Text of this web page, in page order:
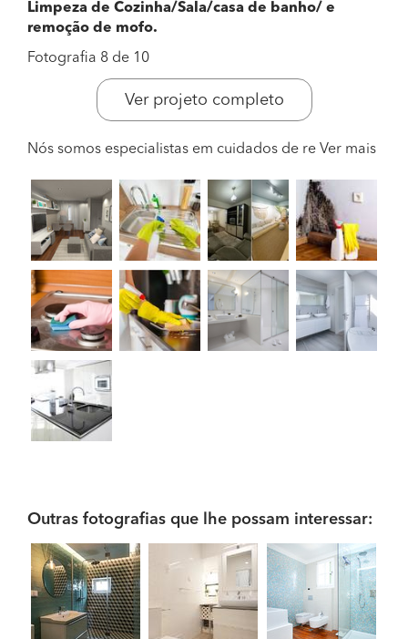
Limpeza de Cozinha/Sala/casa de banho/ e
remoção de mofo.
Fotografia 8 de 10
Ver projeto completo
Nós somos especialistas em cuidados de re Ver mais
Outras fotografias que lhe possam interessar: